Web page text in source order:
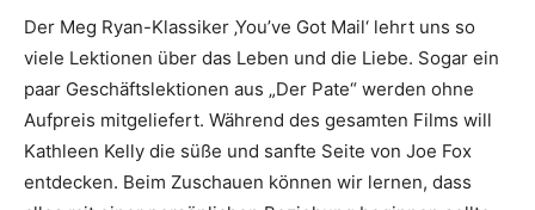
Der Meg Ryan-Klassiker ‚You’ve Got Mail‘ lehrt uns so
viele Lektionen über das Leben und die Liebe. Sogar ein
paar Geschäftslektionen aus „Der Pate“ werden ohne
Aufpreis mitgeliefert. Während des gesamten Films will
Kathleen Kelly die süße und sanfte Seite von Joe Fox
entdecken. Beim Zuschauen können wir lernen, dass